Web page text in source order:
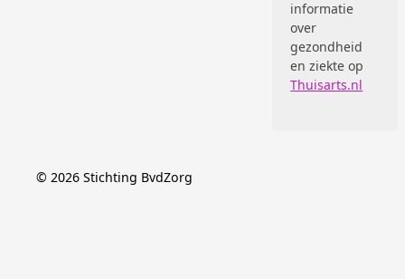
informatie
over
gezondheid
en ziekte op
Thuisarts.nl
© 2026 Stichting BvdZorg